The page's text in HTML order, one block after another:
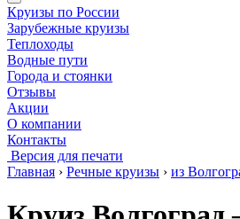
Круизы по России
Зарубежные круизы
Теплоходы
Водные пути
Города и стоянки
Отзывы
Акции
О компании
Контакты
Версия для печати
Главная › Речные круизы › из